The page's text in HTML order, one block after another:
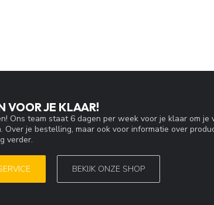
VOOR JE KLAAR!
Ons team staat 6 dagen per week voor je klaar om je
Over je bestelling, maar ook voor informatie over
verder.
BEKIJK ONZE SHOP